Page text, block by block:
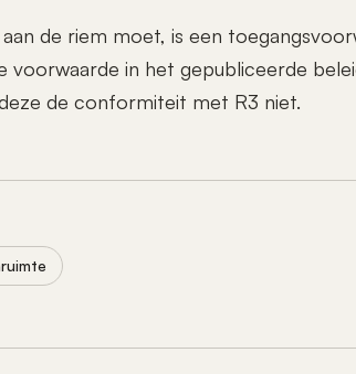
de riem moet, is een
voorwaarde in het gepubliceerde
de conformiteit met R3 niet.